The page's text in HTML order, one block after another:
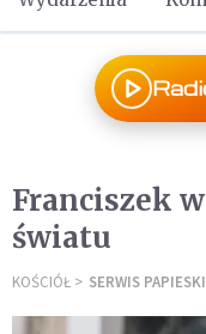
Franciszek
światu
KOŚCIÓŁ SERWIS PAPIESKI